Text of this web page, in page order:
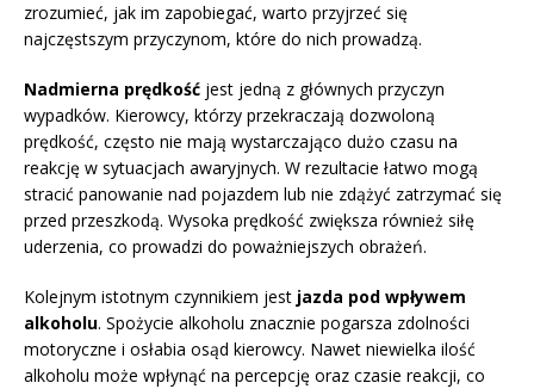
zrozumieć, jak im zapobiegać, warto przyjrzeć się
najczęstszym przyczynom, które do nich prowadzą.
Nadmierna prędkość jest jedną z głównych przyczyn
wypadków. Kierowcy, którzy przekraczają dozwoloną
prędkość, często nie mają wystarczająco dużo czasu na
reakcję w sytuacjach awaryjnych. W rezultacie łatwo mogą
stracić panowanie nad pojazdem lub nie zdążyć zatrzymać się
przed przeszkodą. Wysoka prędkość zwiększa również siłę
uderzenia, co prowadzi do poważniejszych obrażeń.
Kolejnym istotnym czynnikiem jest jazda pod wpływem
alkoholu. Spożycie alkoholu znacznie pogarsza zdolności
motoryczne i osłabia osąd kierowcy. Nawet niewielka ilość
alkoholu może wpłynąć na percepcję oraz czasie reakcji, co